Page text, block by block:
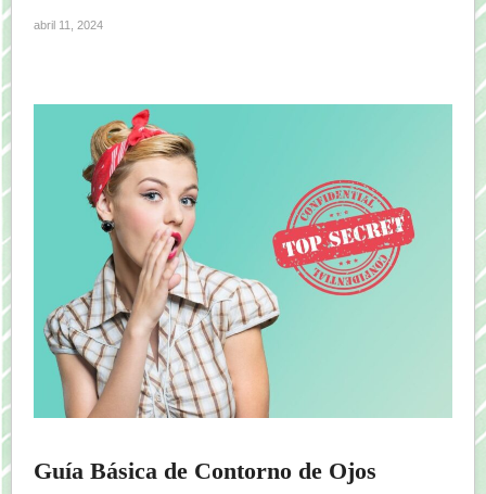
abril 11, 2024
Guía Básica de Contorno de Ojos